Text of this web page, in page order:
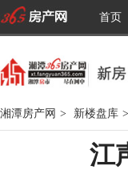
首页
湘潭房产网 > 新楼盘库 >
江